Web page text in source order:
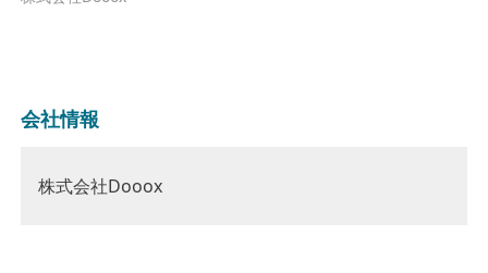
会社情報
株式会社Dooox